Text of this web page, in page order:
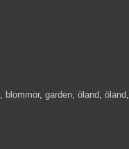
, blommor, garden, öland, öland,